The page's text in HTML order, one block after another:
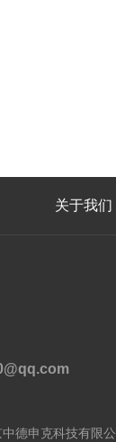
关于我们
德申克科技有限